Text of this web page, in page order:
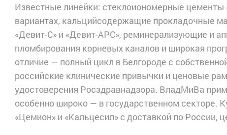
Известные линейки: стеклоиономерные
вариантах, кальцийсодержащие прокладочные
«Девит-С» и «Девит-АРС», реминерализующие и
пломбирования корневых каналов и широкая
отличие — полный цикл в Белгороде с
российские клинические привычки и ценовые
удостоверения Росздравнадзора. ВладМиВа
особенно широко — в государственном
«Цемион» и «Кальцесил» с доставкой по России,